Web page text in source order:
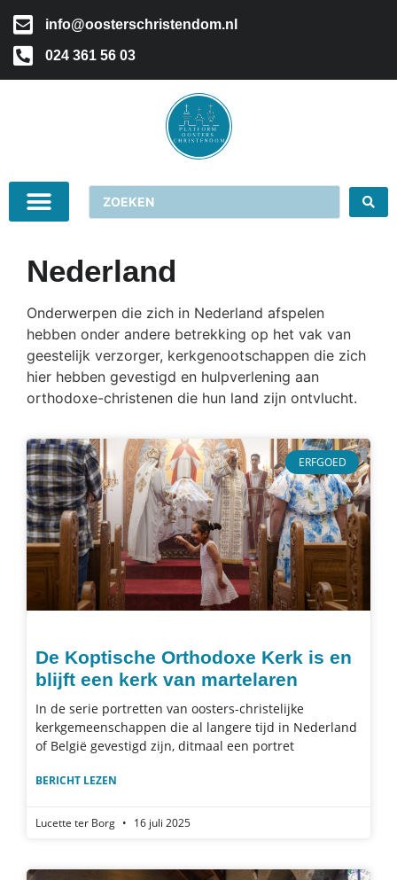
info@oosterschristendom.nl
024 361 56 03
Nederland
Onderwerpen die zich in Nederland afspelen
hebben onder andere betrekking op het vak van
geestelijk verzorger, kerkgenootschappen die zich
hier hebben gevestigd en hulpverlening aan
orthodoxe-christenen die hun land zijn ontvlucht.
ERFGOED
De Koptische Orthodoxe Kerk is en
blijft een kerk van martelaren
In de serie portretten van oosters-christelijke
kerkgemeenschappen die al langere tijd in Nederland
of België gevestigd zijn, ditmaal een portret
BERICHT LEZEN
Lucette ter Borg 16 juli 2025